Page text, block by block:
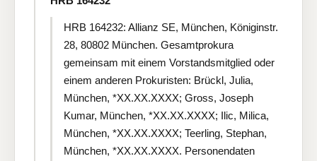
HRB 164232: Allianz SE, München, Königinstr.
28, 80802 München. Gesamtprokura
gemeinsam mit einem Vorstandsmitglied oder
einem anderen Prokuristen: Brückl, Julia,
München, *XX.XX.XXXX; Gross, Joseph
Kumar, München, *XX.XX.XXXX; Ilic, Milica,
München, *XX.XX.XXXX; Teerling, Stephan,
München, *XX.XX.XXXX. Personendaten